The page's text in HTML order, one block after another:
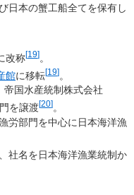
日本の蟹工船全てを保有し
改称[19] 。
館に移転[19]。
国水産統制株式会社
を譲渡[20] 。
労部門を中心に日本海洋漁
社名を日本海洋漁業統制か